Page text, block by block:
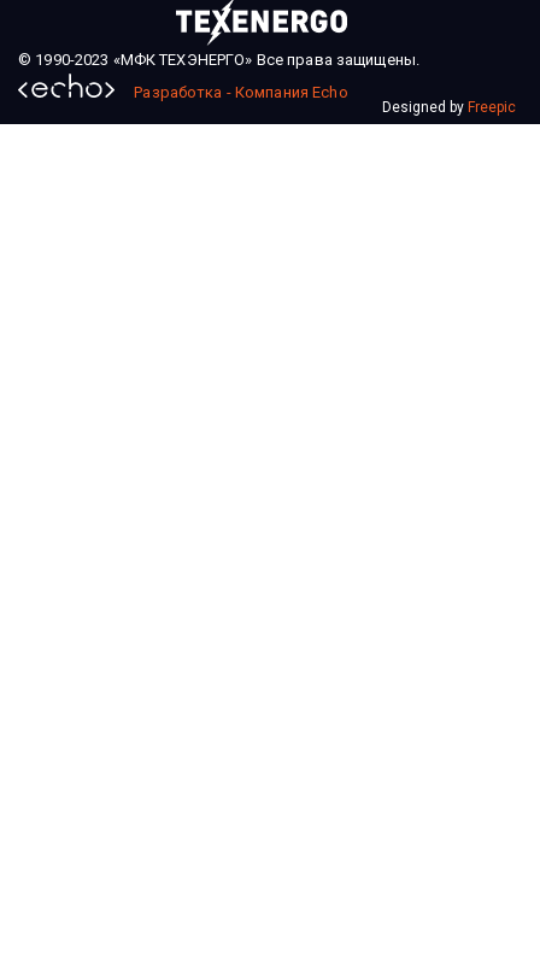
© 1990-2023 «МФК ТЕХЭНЕРГО» Все права защищены.
Разработка - Компания Echo
Designed by Freepic